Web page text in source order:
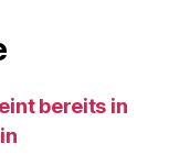
bereits in